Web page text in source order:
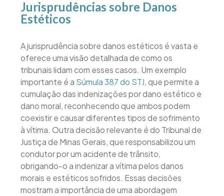
Jurisprudências sobre Danos
Estéticos
A jurisprudência sobre danos estéticos é vasta e
oferece uma visão detalhada de como os
tribunais lidam com esses casos. Um exemplo
importante é a Súmula 387 do STJ, que permite a
cumulação das indenizações por dano estético e
dano moral, reconhecendo que ambos podem
coexistir e causar diferentes tipos de sofrimento
à vítima. Outra decisão relevante é do Tribunal de
Justiça de Minas Gerais, que responsabilizou um
condutor por um acidente de trânsito,
obrigando-o a indenizar a vítima pelos danos
morais e estéticos sofridos. Essas decisões
mostram a importância de uma abordagem